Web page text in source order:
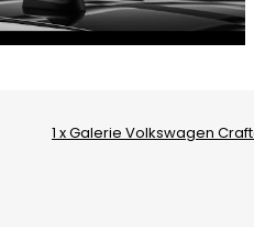
1 x Galerie Volkswagen